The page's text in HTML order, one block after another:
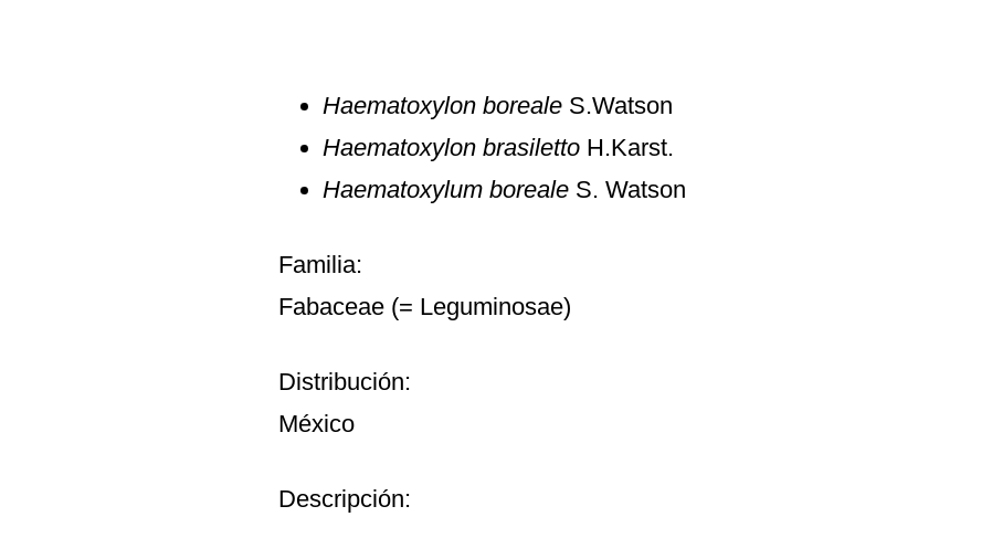
Haematoxylon boreale S.Watson
Haematoxylon brasiletto H.Karst.
Haematoxylum boreale S. Watson
Familia:
Fabaceae (= Leguminosae)
Distribución:
México
Descripción: